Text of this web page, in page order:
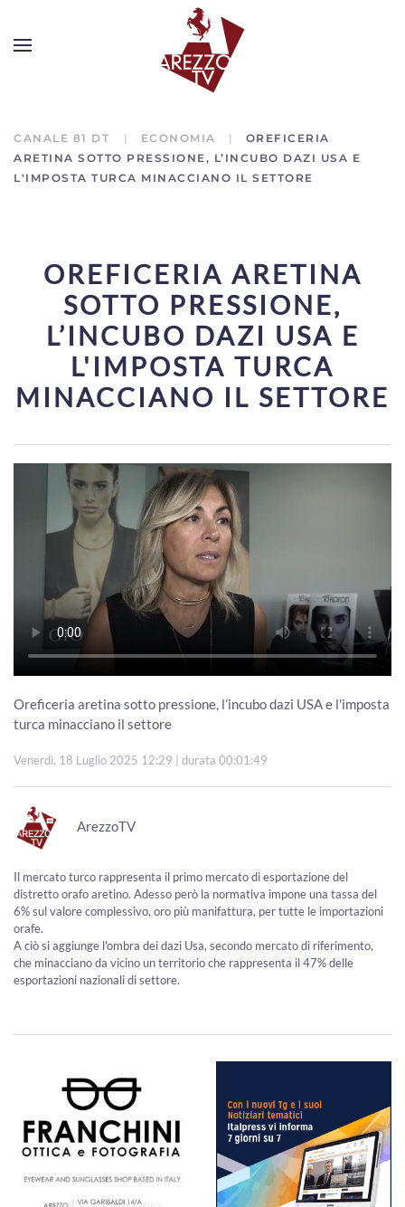
CANALE 81 DT ECONOMIA
OREFICERIA
ARETINA SOTTO PRESSIONE, L’INCUBO DAZI USA E
L'IMPOSTA TURCA MINACCIANO IL SETTORE
OREFICERIA ARETINA
SOTTO PRESSIONE,
L’INCUBO DAZI USA E
L'IMPOSTA TURCA
MINACCIANO IL SETTORE
Oreficeria aretina sotto pressione, l’incubo dazi USA e l'imposta
turca minacciano il settore
Venerdì, 18 Luglio 2025 12:29 | durata 00:01:49
ArezzoTV
Il mercato turco rappresenta il primo mercato di esportazione del
distretto orafo aretino. Adesso però la normativa impone una tassa del
6% sul valore complessivo, oro più manifattura, per tutte le importazioni
orafe.
A ciò si aggiunge l'ombra dei dazi Usa, secondo mercato di riferimento,
che minacciano da vicino un territorio che rappresenta il 47% delle
esportazioni nazionali di settore.